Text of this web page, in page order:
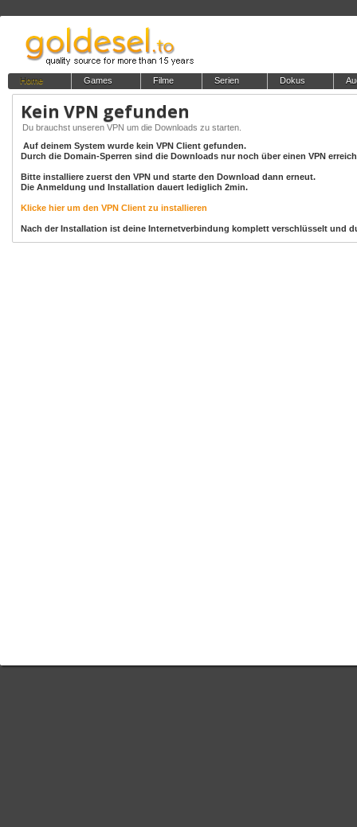
Home Games Filme Serien Dokus
Kein VPN gefunden
Du brauchst unseren VPN um die Downloads zu starten.
Auf deinem System wurde kein VPN Client gefunden.
Durch die Domain-Sperren sind die Downloads nur noch über einen VPN
Bitte installiere zuerst den VPN und starte den Download dann erneut.
Die Anmeldung und Installation dauert lediglich 2min.
Klicke hier um den VPN Client zu installieren
Nach der Installation ist deine Internetverbindung komplett verschlüsselt und